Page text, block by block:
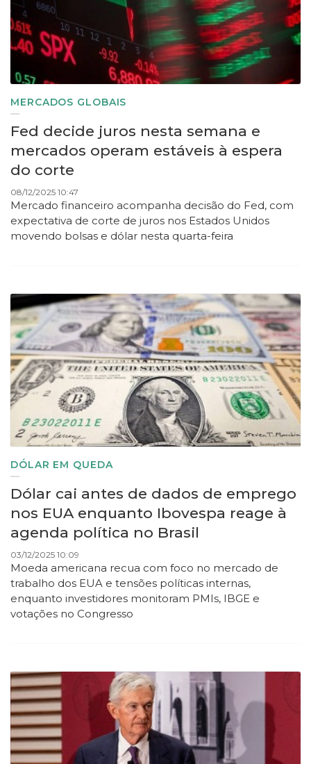
MERCADOS GLOBAIS
Fed decide juros nesta semana e
mercados operam estáveis à espera
do corte
08/12/2025 10:47
Mercado financeiro acompanha decisão do Fed, com
expectativa de corte de juros nos Estados Unidos
movendo bolsas e dólar nesta quarta-feira
DÓLAR EM QUEDA
Dólar cai antes de dados de emprego
nos EUA enquanto Ibovespa reage à
agenda política no Brasil
03/12/2025 10:09
Moeda americana recua com foco no mercado de
trabalho dos EUA e tensões políticas internas,
enquanto investidores monitoram PMIs, IBGE e
votações no Congresso